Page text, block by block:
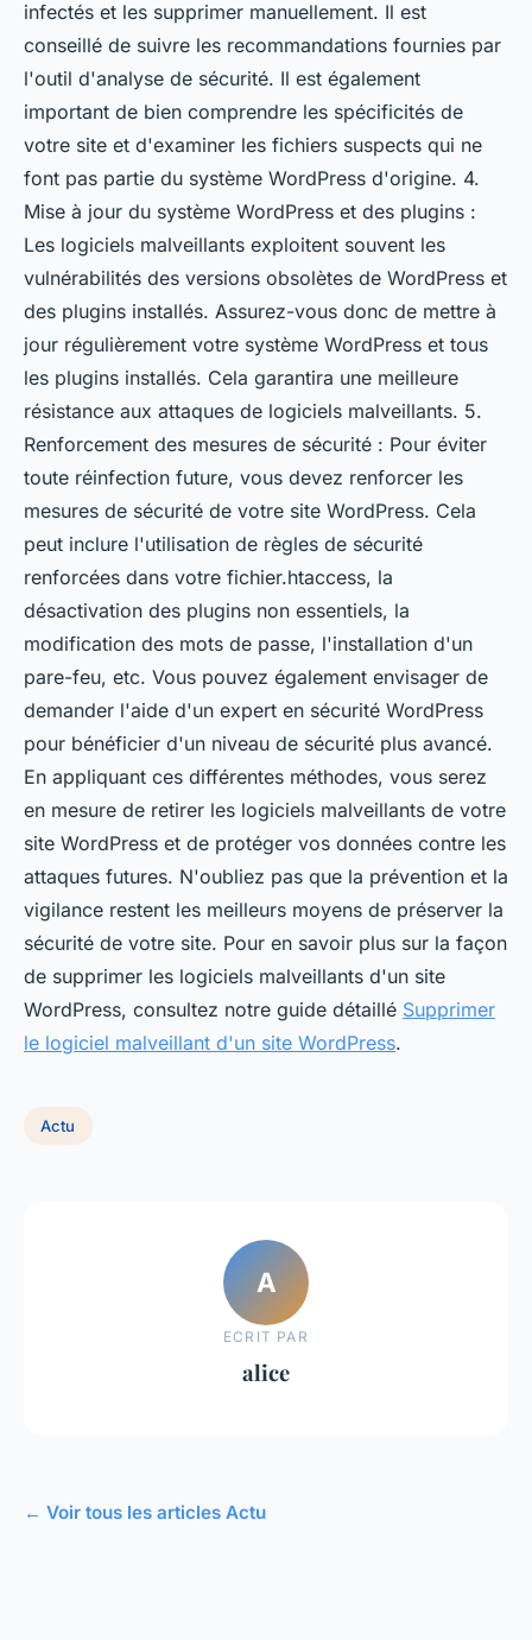
infectés et les supprimer manuellement. Il est
conseillé de suivre les recommandations fournies par
l'outil d'analyse de sécurité. Il est également
important de bien comprendre les spécificités de
votre site et d'examiner les fichiers suspects qui ne
font pas partie du système WordPress d'origine. 4.
Mise à jour du système WordPress et des plugins :
Les logiciels malveillants exploitent souvent les
vulnérabilités des versions obsolètes de WordPress et
des plugins installés. Assurez-vous donc de mettre à
jour régulièrement votre système WordPress et tous
les plugins installés. Cela garantira une meilleure
résistance aux attaques de logiciels malveillants. 5.
Renforcement des mesures de sécurité : Pour éviter
toute réinfection future, vous devez renforcer les
mesures de sécurité de votre site WordPress. Cela
peut inclure l'utilisation de règles de sécurité
renforcées dans votre fichier.htaccess, la
désactivation des plugins non essentiels, la
modification des mots de passe, l'installation d'un
pare-feu, etc. Vous pouvez également envisager de
demander l'aide d'un expert en sécurité WordPress
pour bénéficier d'un niveau de sécurité plus avancé.
En appliquant ces différentes méthodes, vous serez
en mesure de retirer les logiciels malveillants de votre
site WordPress et de protéger vos données contre les
attaques futures. N'oubliez pas que la prévention et la
vigilance restent les meilleurs moyens de préserver la
sécurité de votre site. Pour en savoir plus sur la façon
de supprimer les logiciels malveillants d'un site
WordPress, consultez notre guide détaillé Supprimer
le logiciel malveillant d'un site WordPress.
Actu
A
ECRIT PAR
alice
← Voir tous les articles Actu